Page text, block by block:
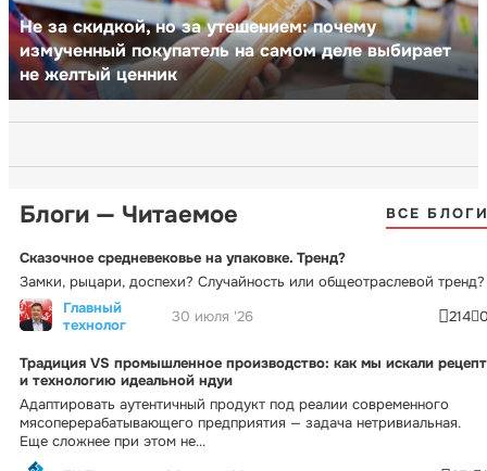
Не за скидкой, но за утешением: почему
измученный покупатель на самом деле выбирает
не желтый ценник
Блоги — Читаемое ВСЕ
Сказочное средневековье на упаковке. Тренд?
Замки, рыцари, доспехи? Случайность или общеотраслевой тренд?
Главный
технолог
30 июля '26 214
Традиция VS промышленное производство: как мы искали рецепт
и технологию идеальной ндуи
Адаптировать аутентичный продукт под реалии современного
мясоперерабатывающего предприятия — задача нетривиальная.
Еще сложнее при этом не...